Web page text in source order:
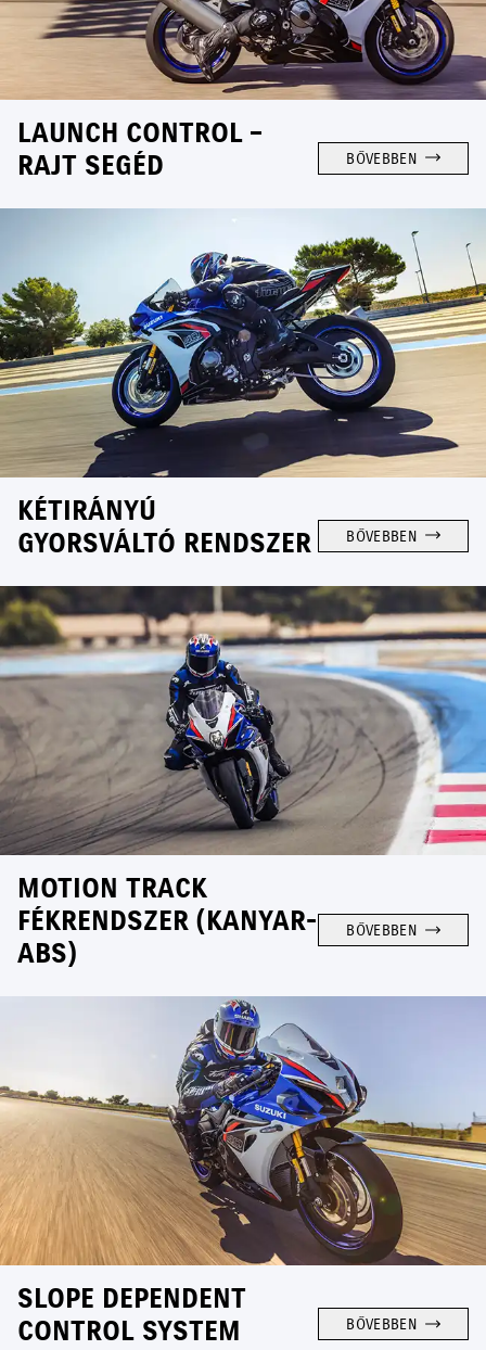
LAUNCH CONTROL –
RAJT SEGÉD
BŐVEBBEN
KÉTIRÁNYÚ
GYORSVÁLTÓ RENDSZER
BŐVEBBEN
MOTION TRACK
FÉKRENDSZER (KANYAR-
ABS)
BŐVEBBEN
SLOPE DEPENDENT
CONTROL SYSTEM
BŐVEBBEN